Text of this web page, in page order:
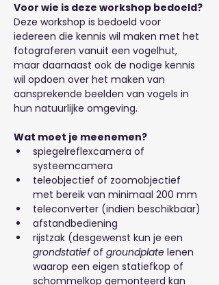
Voor wie is deze workshop bedoeld?
Deze workshop is bedoeld voor
iedereen die kennis wil maken met het
fotograferen vanuit een vogelhut,
maar daarnaast ook de nodige kennis
wil opdoen over het maken van
aansprekende beelden van vogels in
hun natuurlijke omgeving.
Wat moet je meenemen?
spiegelreflexcamera of
systeemcamera
teleobjectief of zoomobjectief
met bereik van minimaal 200 mm
teleconverter (indien beschikbaar)
afstandbediening
rijstzak (desgewenst kun je een
grondstatief of groundplate lenen
waarop een eigen statiefkop of
schommelkop gemonteerd kan